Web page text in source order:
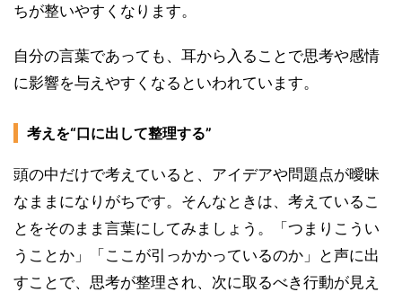
ちが整いやすくなります。
自分の言葉であっても、耳から入ることで思考や感情
に影響を与えやすくなるといわれています。
考えを“口に出して整理する”
頭の中だけで考えていると、アイデアや問題点が曖昧
なままになりがちです。そんなときは、考えているこ
とをそのまま言葉にしてみましょう。「つまりこうい
うことか」「ここが引っかかっているのか」と声に出
すことで、思考が整理され、次に取るべき行動が見え